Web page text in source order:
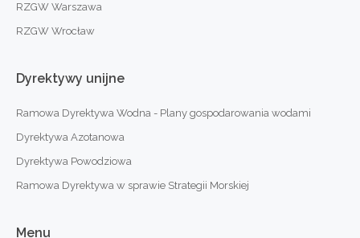
RZGW Warszawa
RZGW Wrocław
Dyrektywy unijne
Ramowa Dyrektywa Wodna - Plany gospodarowania wodami
Dyrektywa Azotanowa
Dyrektywa Powodziowa
Ramowa Dyrektywa w sprawie Strategii Morskiej
Menu